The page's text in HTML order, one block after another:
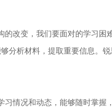
改变，我们要面对的学习困
分析材料，提取重要信息。
情况和动态，能够随时掌握